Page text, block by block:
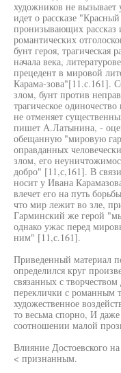
художников не
идет о рассказе
пронизывающих рассказ
романтических
бунт героя,
начала века,
прецедент в мировой
Карама-зова"[11.с.161].
злом, бунт против
трагическое
не отменяет
пишет А.Латынина, -
обещанную "мировую
оправданных
злом, его
добро" [11,с,161]. В
носит у Ивана
влечет его на путь
что мир лежит во зле,
Гарминский же герой
однако ужас перед
ним" [11,с.161].
Приведенный материал
определился круг
связанных с
переклички с романным
художественное
то весьма спорно, И
соотношении малой
Влияние Достоевского
< признанным.